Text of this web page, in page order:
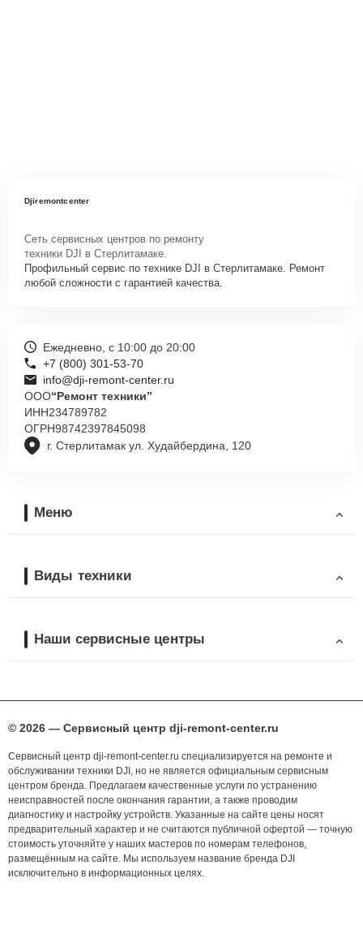
Djiremontcenter
Сеть сервисных центров по ремонту
техники DJI в Стерлитамаке.
Профильный сервис по технике DJI в Стерлитамаке. Ремонт
любой сложности с гарантией качества.
г. Стерлитамак ул. Худайбердина, 120
Ежедневно, с 10:00 до 20:00
+7 (800) 301-53-70
info@dji-remont-center.ru
ООО“Ремонт техники”
ИНН234789782
ОГРН98742397845098
Меню
Виды техники
Наши сервисные центры
© 2026 — Сервисный центр dji-remont-center.ru
Сервисный центр dji-remont-center.ru специализируется на ремонте и
обслуживании техники DJI, но не является официальным сервисным
центром бренда. Предлагаем качественные услуги по устранению
неисправностей после окончания гарантии, а также проводим
диагностику и настройку устройств. Указанные на сайте цены носят
предварительный характер и не считаются публичной офертой — точную
стоимость уточняйте у наших мастеров по номерам телефонов,
размещённым на сайте. Мы используем название бренда DJI
исключительно в информационных целях.